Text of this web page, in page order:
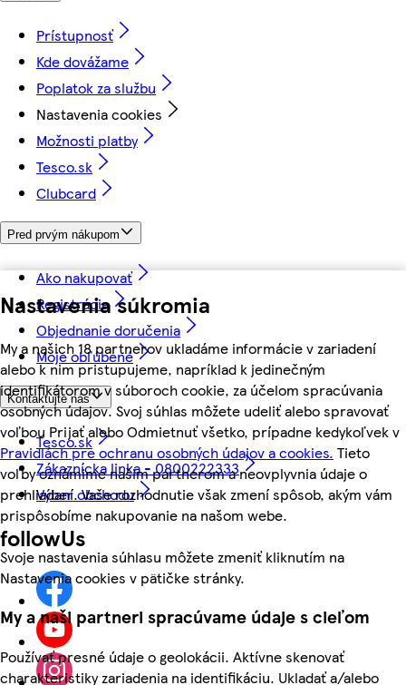
Nastavenia súkromia
My a našich 18 partnerov ukladáme informácie v zariadení
alebo k nim pristupujeme, napríklad k jedinečným
identifikátorom v súboroch cookie, za účelom spracúvania
osobných údajov. Svoj súhlas môžete udeliť alebo spravovať
voľbou Prijať alebo Odmietnuť všetko, prípadne kedykoľvek v
Pravidlách pre ochranu osobných údajov a cookies. Tieto
voľby oznámime našim partnerom a neovplyvnia údaje o
prehliadaní. Vaše rozhodnutie však zmení spôsob, akým vám
prispôsobíme nakupovanie na našom webe.
Svoje nastavenia súhlasu môžete zmeniť kliknutím na
Nastavenia cookies v pätičke stránky.
My a naši partneri spracúvame údaje s cieľom
Používať presné údaje o geolokácii. Aktívne skenovať
charakteristiky zariadenia na identifikáciu. Ukladať a/alebo
Prístupnosť
Kde dovážame
Poplatok za službu
Nastavenia cookies
Možnosti platby
Tesco.sk
Clubcard
Pred prvým nákupom
Ako nakupovať
Registrácia
Objednanie doručenia
Moje obľúbené
Kontaktujte nás
Tesco.sk
Zákaznícka linka - 0800222333
Výber obchodu
followUs